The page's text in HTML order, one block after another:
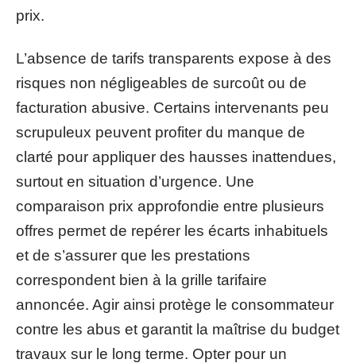
prix.
L’absence de tarifs transparents expose à des
risques non négligeables de surcoût ou de
facturation abusive. Certains intervenants peu
scrupuleux peuvent profiter du manque de
clarté pour appliquer des hausses inattendues,
surtout en situation d’urgence. Une
comparaison prix approfondie entre plusieurs
offres permet de repérer les écarts inhabituels
et de s’assurer que les prestations
correspondent bien à la grille tarifaire
annoncée. Agir ainsi protège le consommateur
contre les abus et garantit la maîtrise du budget
travaux sur le long terme. Opter pour un